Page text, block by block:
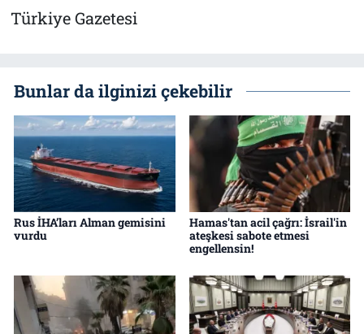
Türkiye Gazetesi
Bunlar da ilginizi çekebilir
Rus İHA’ları Alman gemisini
vurdu
Hamas'tan acil çağrı: İsrail'in
ateşkesi sabote etmesi
engellensin!